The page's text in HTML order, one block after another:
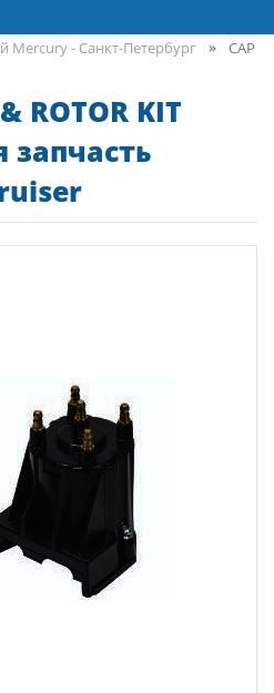
Mercury - Санкт-Петербург
CAP
ROTOR KIT
запчасть